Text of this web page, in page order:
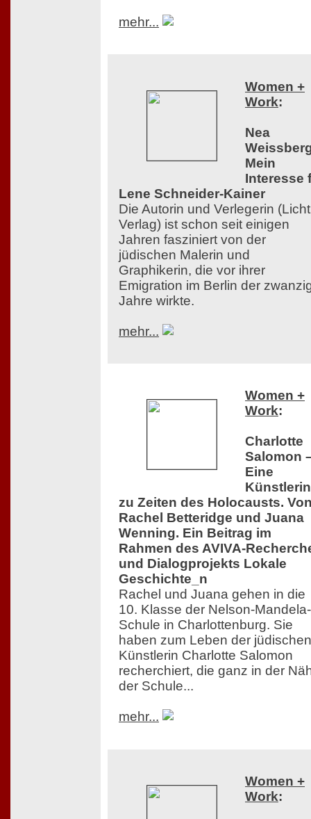
mehr...
Women +
Work:
Nea
Mein
Interesse
Lene Schneider-Kainer
Die Autorin und Verlegerin
Verlag) ist schon seit einigen
Jahren fasziniert von der
jüdischen Malerin und
Graphikerin, die vor ihrer
Emigration im Berlin der
Jahre wirkte.
mehr...
Women +
Work:
Charlotte
Salomon
Eine
Künstlerin
zu Zeiten des Holocausts.
Rachel Betteridge und Juana
Wenning. Ein Beitrag im
Rahmen des AVIVA-
und Dialogprojekts Lokale
Geschichte_n
Rachel und Juana gehen in die
10. Klasse der Nelson-Mandela-
Schule in Charlottenburg. Sie
haben zum Leben der jüdischen
Künstlerin Charlotte Salomon
recherchiert, die ganz in der
der Schule...
mehr...
Women +
Work: